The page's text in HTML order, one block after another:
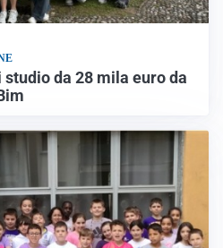
da 28 mila euro da